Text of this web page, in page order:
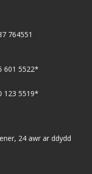
764551
601 5522*
123 5519*
24 awr ar ddydd